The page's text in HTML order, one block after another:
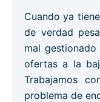
Cuando ya
de verdad
mal
ofertas a la
Trabajamos
problema de